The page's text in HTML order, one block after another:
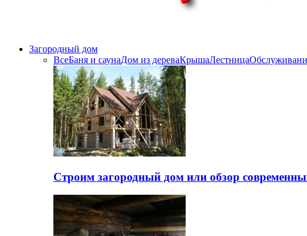
Загородный дом
ВсеБаня и саунаДом из дереваКрышаЛестница
Строим загородный дом или обзор